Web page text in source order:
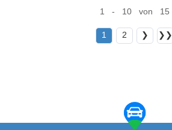
1 - 10 von 15
1 2 ❯ ❯❯